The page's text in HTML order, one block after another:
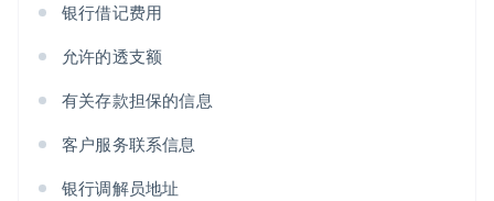
银行借记费用
允许的透支额
有关存款担保的信息
客户服务联系信息
银行调解员地址